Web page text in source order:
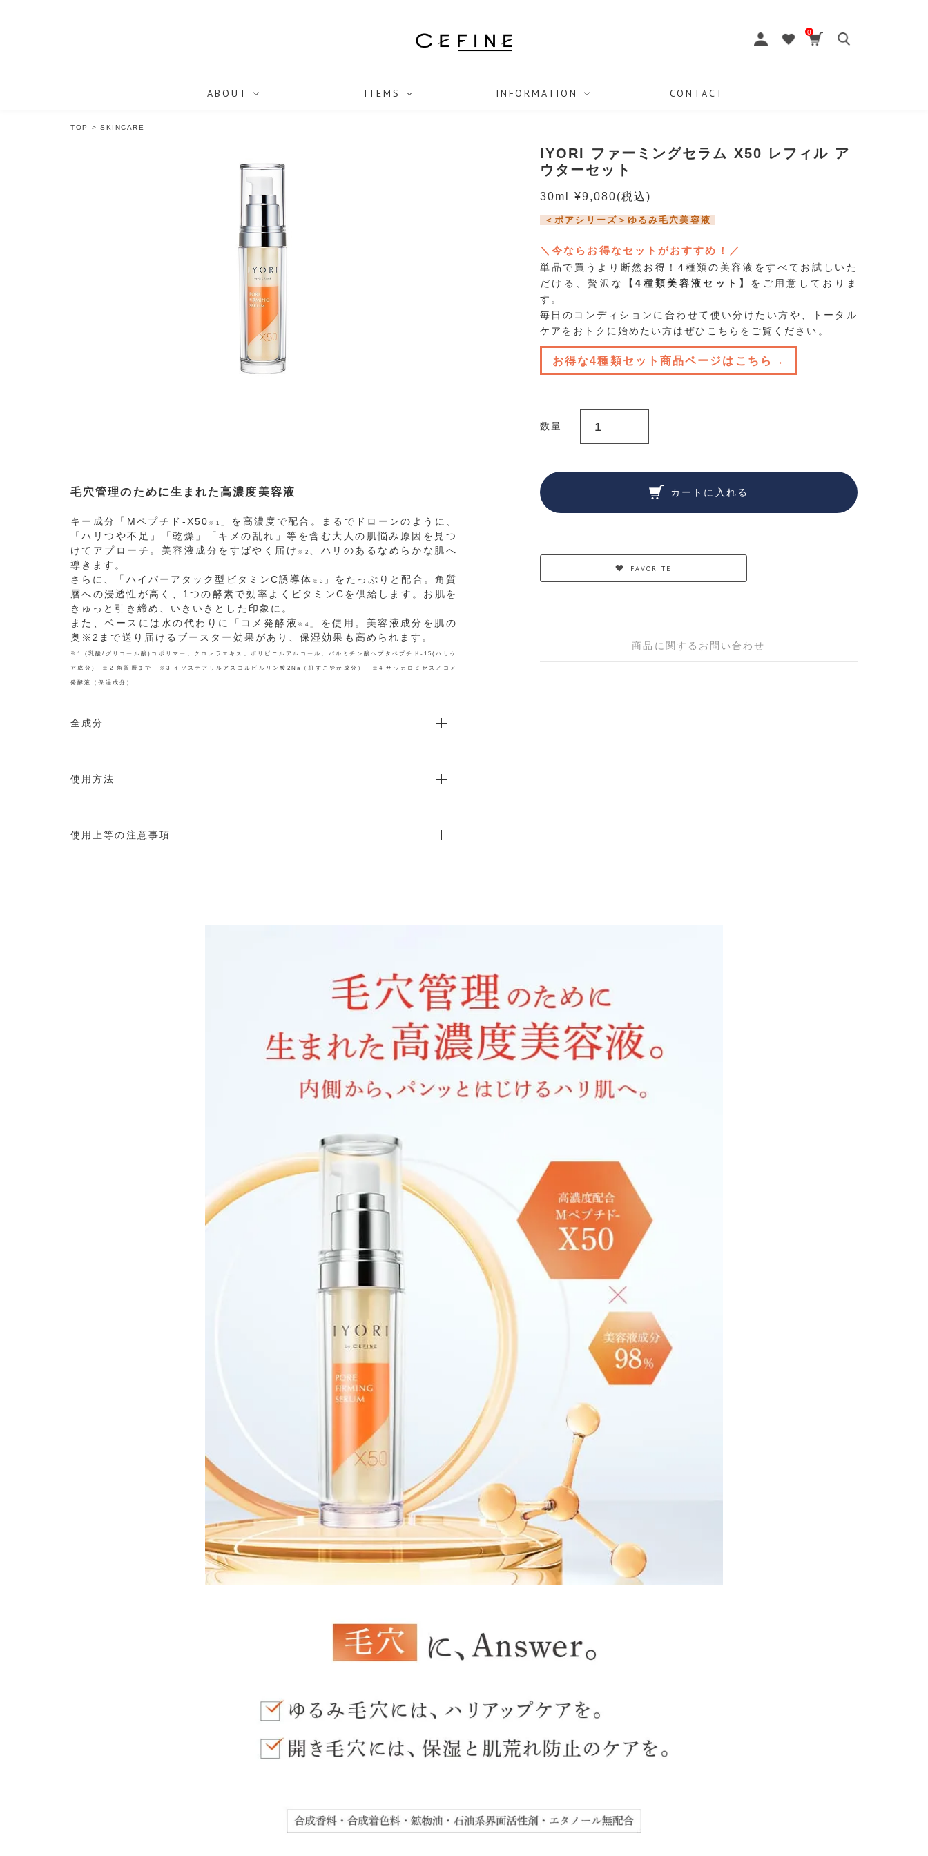
0
ABOUT ITEMS INFORMATION CONTACT
TOP > SKINCARE
IYORI ファーミングセラム X50 レフィル ア
ウターセット
30ml ¥9,080(税込)
＜ポアシリーズ＞ゆるみ毛穴美容液
＼今ならお得なセットがおすすめ！／
単品で買うより断然お得！4種類の美容液をすべてお試しいた
だける、贅沢な
【4種類美容液セット】 をご用意しておりま
す。
毎日のコンディションに合わせて使い分けたい方や、トータル
ケアをおトクに始めたい方はぜひこちらをご覧ください。
お得な4種類セット商品ページはこちら→
数量
カートに入れる
FAVORITE
商品に関するお問い合わせ
毛穴管理のために生まれた高濃度美容液
キー成分「Mペプチド-X50 ※1
」を高濃度で配合。まるでドローンのように、
「ハリつや不足」「乾燥」「キメの乱れ」等を含む大人の肌悩み原因を見つ
けてアプローチ。美容液成分をすばやく届け ※2
、ハリのあるなめらかな肌へ
導きます。
さらに、「ハイパーアタック型ビタミンC誘導体 ※3
」をたっぷりと配合。角質
層への浸透性が高く、1つの酵素で効率よくビタミンCを供給します。お肌を
きゅっと引き締め、いきいきとした印象に。
また、ベースには水の代わりに「コメ発酵液 ※4
」を使用。美容液成分を肌の
奥※2まで送り届けるブースター効果があり、保湿効果も高められます。
※1 (乳酸/グリコール酸)コポリマー、クロレラエキス、ポリビニルアルコール、パルミチン酸ヘプタペプチド-15(ハリケ
ア成分) ※2 角質層まで ※3 イソステアリルアスコルビルリン酸2Na（肌すこやか成分） ※4 サッカロミセス／コメ
発酵液（保湿成分）
全成分
使用方法
使用上等の注意事項